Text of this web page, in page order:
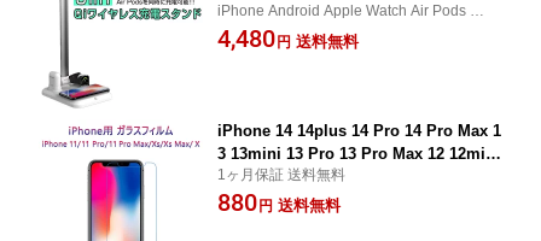
EDライト Androidスマホ アップルウォ
ッチ QC3.0 急速充電対応 ワイヤレスチ
iPhone Android Apple Watch Air Pods 同時
充電 iPhoneは最大7.5W、Androidスマホは
最大10WでのQC3.0 急速充電に対応
4,480 円 送料無料
iPhone 14 14plus 14 Pro 14 Pro Max 1
3 13mini 13 Pro 13 Pro Max 12 12mini
12 Pro 12 Pro Max 11 11 Pro 11 Pro M
ax XS XS XR 8 7 Plus ガラスフィルム
1ヶ月保証 送料無料
880 円 送料無料